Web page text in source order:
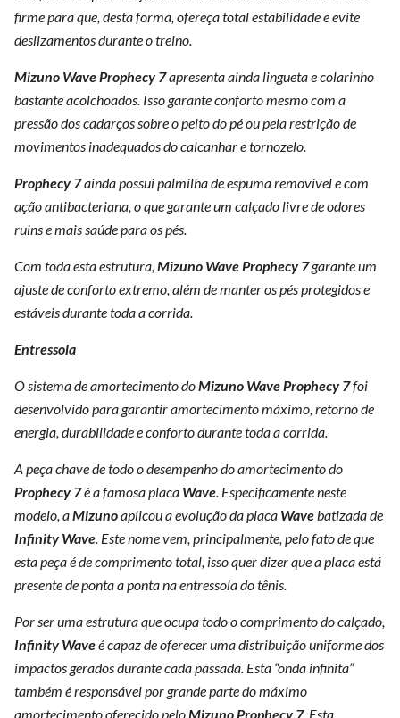
firme para que, desta forma, ofereça total estabilidade e evite
deslizamentos durante o treino.
Mizuno WaveProphecy 7apresenta ainda lingueta e colarinho
bastante acolchoados. Isso garante conforto mesmo com a
pressão dos cadarços sobre o peito do pé ou pela restrição de
movimentos inadequados do calcanhar e tornozelo.
Prophecy 7ainda possui palmilha de espuma removível e com
ação antibacteriana, o que garante um calçado livre de odores
ruins e mais saúde para os pés.
Com toda esta estrutura,Mizuno WaveProphecy 7garante um
ajuste de conforto extremo, além de manter os pés protegidos e
estáveis durante toda a corrida.
Entressola
O sistema de amortecimento doMizuno Wave Prophecy 7foi
desenvolvido para garantir amortecimento máximo, retorno de
energia, durabilidade e conforto durante toda a corrida.
A peça chave de todo o desempenho do amortecimento do
Prophecy 7é a famosa placa Wave. Especificamente neste
modelo, aMizunoaplicou a evolução da placa Wavebatizada de
Infinity Wave. Este nome vem, principalmente, pelo fato de que
esta peça é de comprimento total, isso quer dizer que a placa está
presente de ponta a ponta na entressola do tênis.
Por ser uma estrutura que ocupa todo o comprimento do calçado,
Infinity Waveé capaz de oferecer uma distribuição uniforme dos
impactos gerados durante cada passada. Esta “onda infinita”
também é responsável por grande parte do máximo
amortecimento oferecido peloMizuno Prophecy 7. Esta